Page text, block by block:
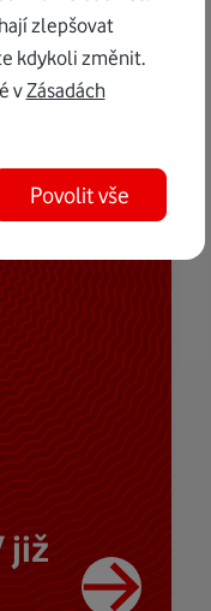
již
zlepšovat
kdykoli změnit.
vZásadách
Povolit vše